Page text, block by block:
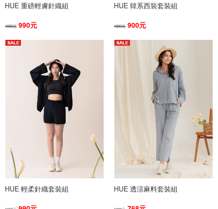
HUE 重磅輕膚針織組
1650元 990元
HUE 韓系西裝套裝組
1500元 900元
HUE 輕柔針織套裝組 HUE 透涼麻料套裝組